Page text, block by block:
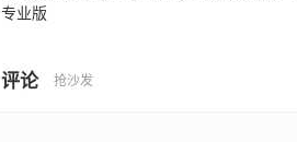
专业版
评论 抢沙发